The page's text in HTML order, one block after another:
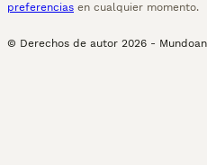
preferencias en cualquier momento.
© Derechos de autor 2026 -